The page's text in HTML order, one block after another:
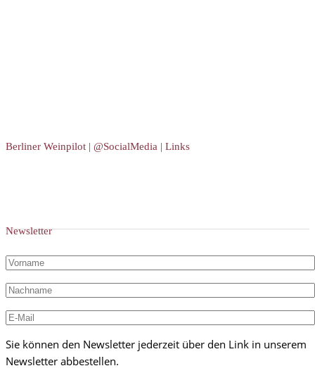
Berliner Weinpilot | @SocialMedia | Links
Newsletter
Sie können den Newsletter jederzeit über den Link in unserem
Newsletter abbestellen.